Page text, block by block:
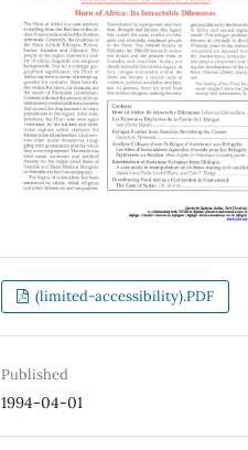
(limited-accessibility).PDF
Published
1994-04-01